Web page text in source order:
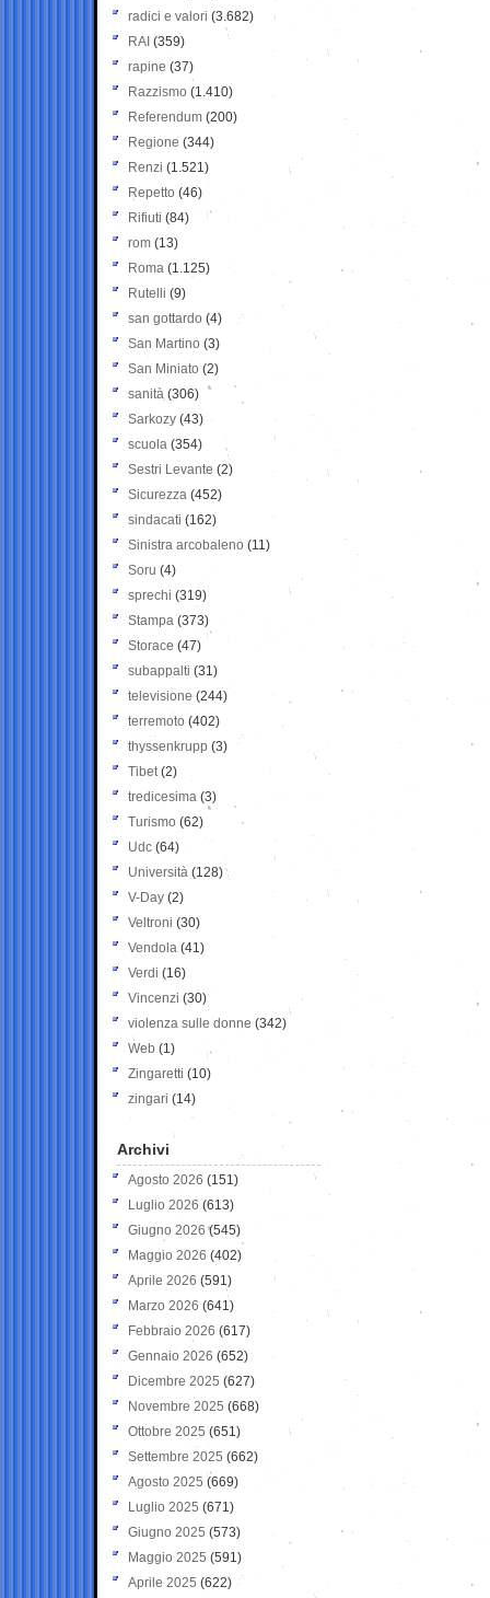
radici e valori (3.682)
RAI (359)
rapine (37)
Razzismo (1.410)
Referendum (200)
Regione (344)
Renzi (1.521)
Repetto (46)
Rifiuti (84)
rom (13)
Roma (1.125)
Rutelli (9)
san gottardo (4)
San Martino (3)
San Miniato (2)
sanità (306)
Sarkozy (43)
scuola (354)
Sestri Levante (2)
Sicurezza (452)
sindacati (162)
Sinistra arcobaleno (11)
Soru (4)
sprechi (319)
Stampa (373)
Storace (47)
subappalti (31)
televisione(244)
terremoto (402)
thyssenkrupp (3)
Tibet(2)
tredicesima (3)
Turismo (62)
Udc (64)
Università (128)
V-Day (2)
Veltroni (30)
Vendola (41)
Verdi (16)
Vincenzi (30)
violenza sulle donne (342)
Web (1)
Zingaretti (10)
zingari (14)
Archivi
Agosto 2026 (151)
Luglio 2026 (613)
Giugno 2026 (545)
Maggio 2026 (402)
Aprile 2026 (591)
Marzo 2026 (641)
Febbraio 2026 (617)
Gennaio 2026 (652)
Dicembre 2025 (627)
Novembre 2025 (668)
Ottobre 2025 (651)
Settembre 2025 (662)
Agosto 2025 (669)
Luglio 2025 (671)
Giugno 2025 (573)
Maggio 2025 (591)
Aprile 2025 (622)